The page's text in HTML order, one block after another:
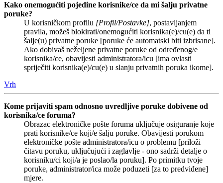
Kako onemogućiti pojedine korisnike/ce da mi šalju privatne
poruke?
U korisničkom profilu [Profil/Postavke], postavljanjem
pravila, možeš blokirati/onemogućiti korisnika(e)/cu(e) da ti
šalje(u) privatne poruke [poruke će automatski biti izbrisane].
Ako dobivaš neželjene privatne poruke od određenog/e
korisnika/ce, obavijesti administratora/icu [ima ovlasti
spriječiti korisnika(e)/cu(e) u slanju privatnih poruka ikome].
Vrh
Kome prijaviti spam odnosno uvredljive poruke dobivene od
korisnika/ce foruma?
Obrazac elektroničke pošte foruma uključuje osiguranje koje
prati korisnike/ce koji/e šalju poruke. Obavijesti porukom
elektroničke pošte administratora/icu o problemu [priloži
čitavu poruku, uključujući i zaglavlje - ono sadrži detalje o
korisniku/ci koji/a je poslao/la poruku]. Po primitku tvoje
poruke, administrator/ica može poduzeti [za to predviđene]
mjere.